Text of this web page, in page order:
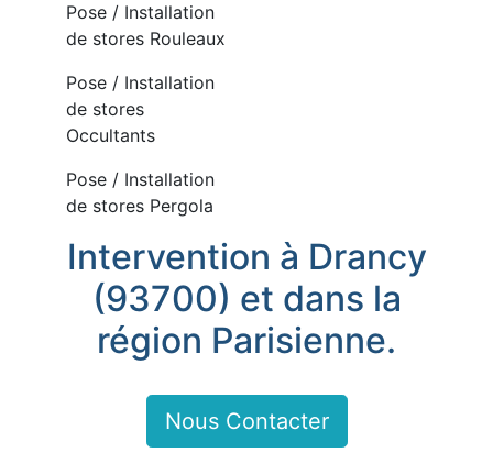
Pose / Installation
de stores Rouleaux
Pose / Installation
de stores
Occultants
Pose / Installation
de stores Pergola
Intervention à Drancy
(93700) et dans la
région Parisienne.
Nous Contacter